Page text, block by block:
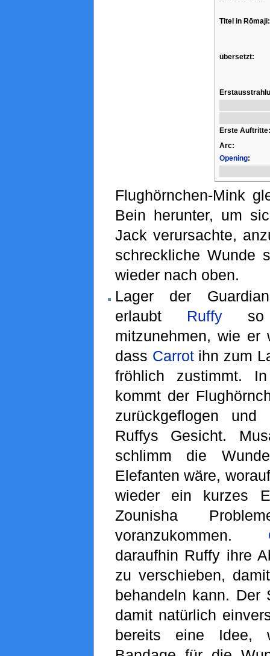
Titel in Rōmaji:
übersetzt:
Erste Auftritte:
Arc:
Opening:
Flughörnchen-Mink
Bein herunter, um
Jack verursachte,
schreckliche Wunde
wieder nach oben.
Lager der
erlaubt Ruffyso
mitzunehmen, wie
dass Carrotihn zum
fröhlich zustimmt.
kommt der
zurückgeflogen
Ruffys Gesicht.
schlimm die
Elefanten wäre,
wieder ein kurzes
Zounisha
voranzukommen.
daraufhin Ruffy ihre
zu verschieben,
behandeln kann. Der
damit natürlich
bereits eine Idee,